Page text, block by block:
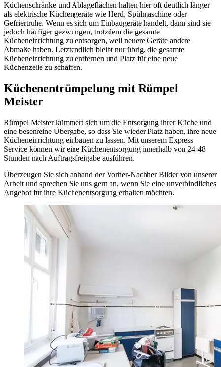
Küchenschränke und Ablageflächen halten hier oft deutlich länger
als elektrische Küchengeräte wie Herd, Spülmaschine oder
Gefriertruhe. Wenn es sich um Einbaugeräte handelt, dann sind sie
jedoch häufiger gezwungen, trotzdem die gesamte
Kücheneinrichtung zu entsorgen, weil neuere Geräte andere
Abmaße haben. Letztendlich bleibt nur übrig, die gesamte
Kücheneinrichtung zu entfernen und Platz für eine neue
Küchenzeile zu schaffen.
Küchenentrümpelung mit Rümpel
Meister
Rümpel Meister kümmert sich um die Entsorgung ihrer Küche und
eine besenreine Übergabe, so dass Sie wieder Platz haben, ihre neue
Kücheneinrichtung einbauen zu lassen. Mit unserem Express
Service können wir eine Küchenentsorgung innerhalb von 24-48
Stunden nach Auftragsfreigabe ausführen.
Überzeugen Sie sich anhand der Vorher-Nachher Bilder von unserer
Arbeit und sprechen Sie uns gern an, wenn Sie eine unverbindliches
Angebot für ihre Küchenentsorgung erhalten möchten.